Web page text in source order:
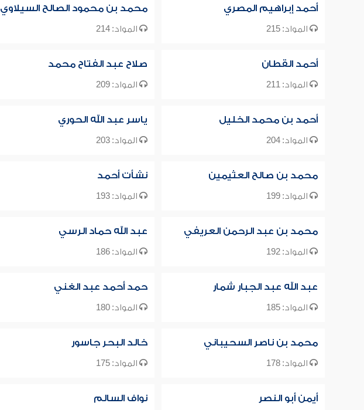
أحمد إبراهيم المصري
المواد: 215
محمد بن محمود الصالح السيلاوي
المواد: 214
أحمد القطان
المواد: 211
صلاح عبد الفتاح محمد
المواد: 209
أحمد بن محمد الخليل
المواد: 204
ياسر عبد الله الحوري
المواد: 203
محمد بن صالح العثيمين
المواد: 199
نشأت أحمد
المواد: 193
محمد بن عبد الرحمن العريفي
المواد: 192
عبد الله حماد الرسي
المواد: 186
عبد الله عبد الجبار شمار
المواد: 185
حمد أحمد عبد الغني
المواد: 180
محمد بن ناصر السحيباني
المواد: 178
خالد البحر جاسور
المواد: 175
أيمن أبو النصر نواف السالم